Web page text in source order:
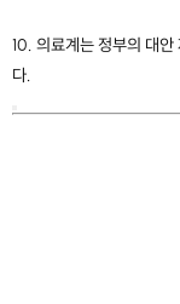
10. 의료계는 정부의 대
다.